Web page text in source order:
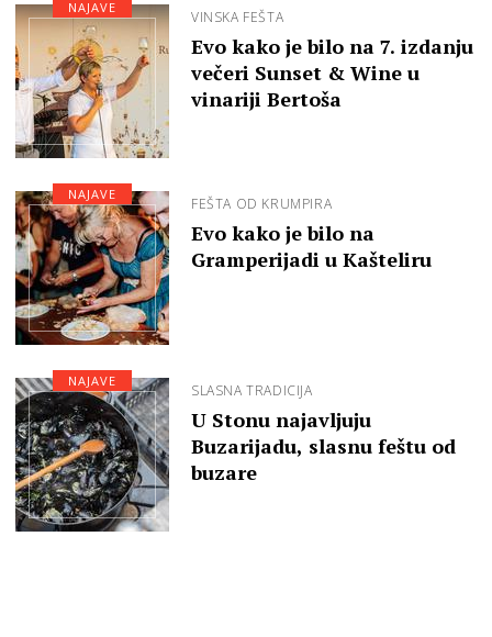
VINSKA FEŠTA
Evo kako je bilo na 7. izdanju
večeri Sunset & Wine u
vinariji Bertoša
NAJAVE
FEŠTA OD KRUMPIRA
Evo kako je bilo na
Gramperijadi u Kašteliru
NAJAVE
SLASNA TRADICIJA
U Stonu najavljuju
Buzarijadu, slasnu feštu od
buzare
NAJAVE